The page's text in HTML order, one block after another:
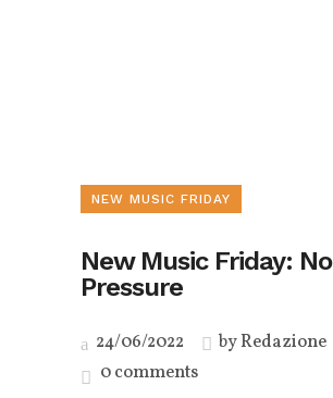
NEW MUSIC FRIDAY
New Music Friday: No
Pressure
24/06/2022 byRedazione
0 comments